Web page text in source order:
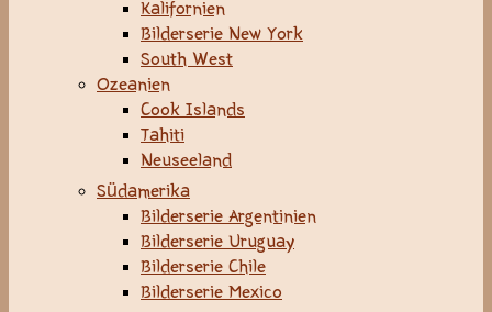
Kalifornien
Bilderserie New York
South West
Ozeanien
Cook Islands
Tahiti
Neuseeland
Südamerika
Bilderserie Argentinien
Bilderserie Uruguay
Bilderserie Chile
Bilderserie Mexico